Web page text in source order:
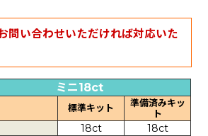
問い合わせいただければ対応いた
ミニ18ct
標準キット
準備済みキッ
ト
18ct 18ct